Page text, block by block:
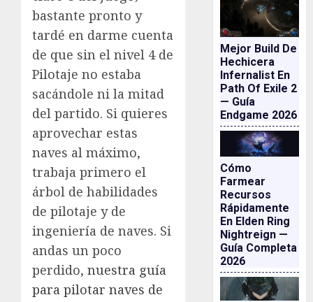
bastante pronto y
tardé en darme cuenta
de que sin el nivel 4 de
Pilotaje no estaba
sacándole ni la mitad
del partido. Si quieres
aprovechar estas
naves al máximo,
trabaja primero el
árbol de habilidades
de pilotaje y de
ingeniería de naves. Si
andas un poco
perdido, nuestra guía
para pilotar naves de
Mejor Build De
Hechicera
Infernalist En
Path Of Exile 2
— Guía
Endgame 2026
Cómo
Farmear
Recursos
Rápidamente
En Elden Ring
Nightreign —
Guía Completa
2026